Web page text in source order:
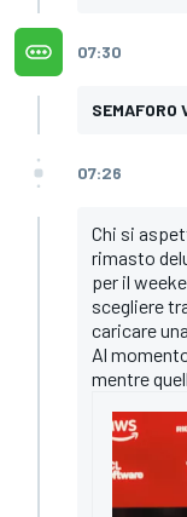
07:30
SEMAFORO
07:26
Chi si
rimasto
per il
scegliere
caricare
Al
mentre